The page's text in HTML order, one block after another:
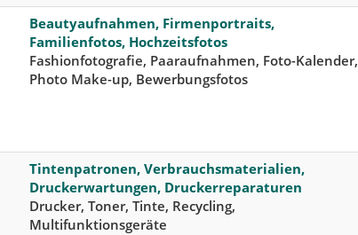
Beautyaufnahmen, Firmenportraits,
Familienfotos, Hochzeitsfotos
Fashionfotografie, Paaraufnahmen, Foto-Kalender,
Photo Make-up, Bewerbungsfotos
Tintenpatronen, Verbrauchsmaterialien,
Druckerwartungen, Druckerreparaturen
Drucker, Toner, Tinte, Recycling,
Multifunktionsgeräte